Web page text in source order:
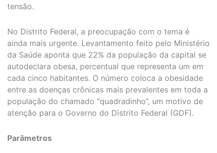
tensão.
No Distrito Federal, a preocupação com o tema é
ainda mais urgente. Levantamento feito pelo Ministério
da Saúde aponta que 22% da população da capital se
autodeclara obesa, percentual que representa um em
cada cinco habitantes. O número coloca a obesidade
entre as doenças crônicas mais prevalentes em toda a
população do chamado “quadradinho”, um motivo de
atenção para o Governo do Distrito Federal (GDF).
Parâmetros